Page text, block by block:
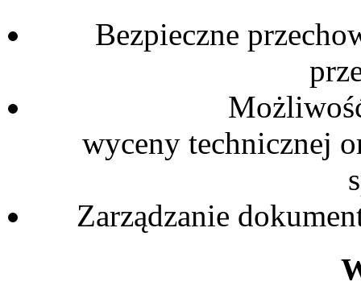
Bezpieczne
wyceny technicznej
Zarządzanie